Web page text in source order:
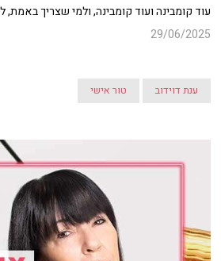
עוד קומבינה ועוד קומבינה, ולמי שצריך
29/06/2025
ענת דוידוב טור אישי